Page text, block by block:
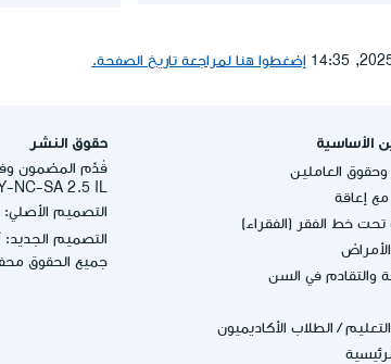
إضغطوا هنا لمراجعة تاريخ الصفحة.
الأساسية
وحقوق العاملين
إعاقة
تحت خط الفقر (الفقراء)
والتقادم في السن
/ الطلاب الأكاديميون
حقوق النشر
NC-SA 2.5 IL.
التصميم
التصميم الجديد:
جميع الحقوق